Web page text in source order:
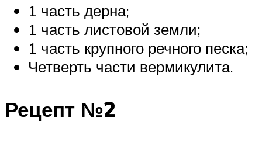
1 часть дерна;
1 часть листовой земли;
1 часть крупного речного песка;
Четверть части вермикулита.
Рецепт №2